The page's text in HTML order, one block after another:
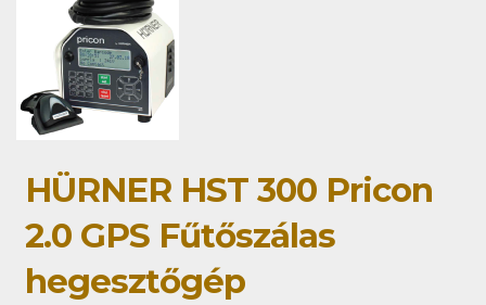
HÜRNER HST 300 Pricon
2.0 GPS Fűtőszálas
hegesztőgép